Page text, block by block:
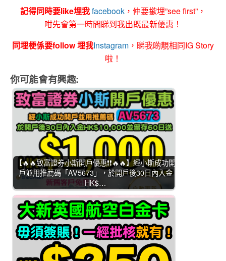
記得同時要like埋我facebook ，仲要撳埋”see first”，
咁先會第一時間睇到我出既最新優惠！
同埋梗係要follow 埋我Instagram ，睇我啲靚相同IG Story
啦！
你可能會有興趣:
【🔥🔥致富證券小斯開戶優惠❗❗🔥🔥】經小斯成功開
戶並用推薦碼「AV5673」，於開戶後30日內入金
HK$…